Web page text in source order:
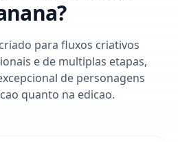
para fluxos criativos
e de multiplas etapas,
de personagens
quanto na edicao.